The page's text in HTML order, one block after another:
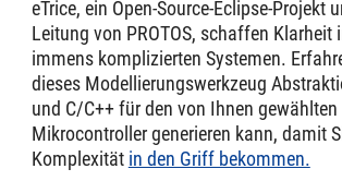
eTrice, ein Open-Source-Eclipse-Projekt
Leitung von PROTOS, schaffen Klarheit
immens komplizierten Systemen.
dieses Modellierungswerkzeug
und C/C++ für den von Ihnen gewählten
Mikrocontroller generieren kann, damit
Komplexität in den Griff bekommen.